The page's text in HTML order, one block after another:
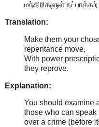
மந்திரிகளுள் நட்பாக்கற்
Translation:
Make them your
repentance move,
With power
they reprove.
Explanation:
You should examine
those who can
over a crime (before